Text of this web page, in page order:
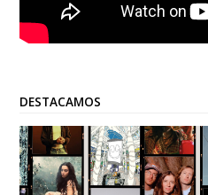
DESTACAMOS